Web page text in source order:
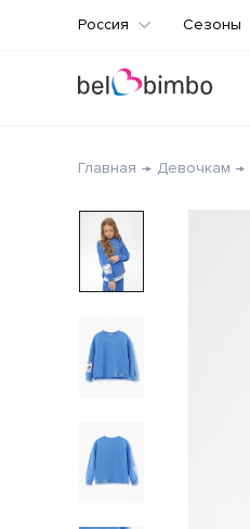
Россия Сезоны
Главная Девочкам